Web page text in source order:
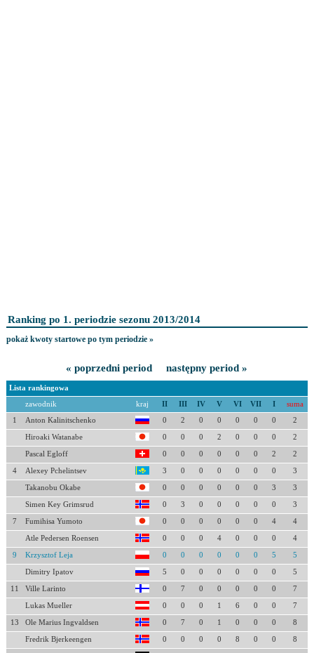
Ranking po 1. periodzie sezonu 2013/2014
pokaż kwoty startowe po tym periodzie »
« poprzedni period następny period »
Lista rankingowa
zawodnik kraj II III IV V VI VII I suma
1 Anton Kalinitschenko 0 2 0 0 0 0 0 2
Hiroaki Watanabe 0 0 0 2 0 0 0 2
Pascal Egloff 0 0 0 0 0 0 2 2
4 Alexey Pchelintsev 3 0 0 0 0 0 0 3
Takanobu Okabe 0 0 0 0 0 0 3 3
Simen Key Grimsrud 0 3 0 0 0 0 0 3
7 Fumihisa Yumoto 0 0 0 0 0 0 4 4
Atle Pedersen Roensen 0 0 0 4 0 0 0 4
9 Krzysztof Leja 0 0 0 0 0 0 5 5
Dimitry Ipatov 5 0 0 0 0 0 0 5
11 Ville Larinto 0 7 0 0 0 0 0 7
Lukas Mueller 0 0 0 1 6 0 0 7
13 Ole Marius Ingvaldsen 0 7 0 1 0 0 0 8
Fredrik Bjerkeengen 0 0 0 0 8 0 0 8